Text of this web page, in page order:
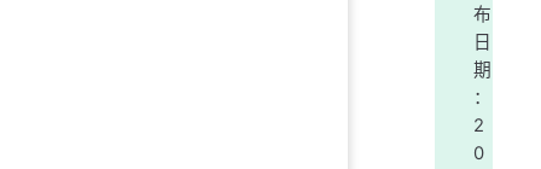
布
日
期
：
2
0